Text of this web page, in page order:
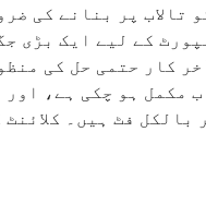
تالاب پر بنانے کی
کے لیے ایک بڑی
کار حتمی حل کی
مکمل ہو چکی ہے، اور
بالکل فٹ ہیں۔